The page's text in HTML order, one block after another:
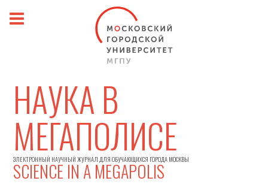
НАУКА В
МЕГАПОЛИСЕ
ЭЛЕКТРОННЫЙ НАУЧНЫЙ ЖУРНАЛ ДЛЯ ОБУЧАЮЩИХСЯ ГОРОДА МОСКВЫ
SCIENCE IN A MEGAPOLIS